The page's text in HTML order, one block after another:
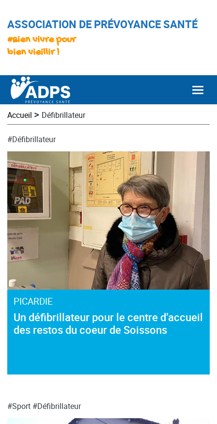
ASSOCIATION DE PRÉVOYANCE SANTÉ
#Bien vivre pour
bien vieillir !
Accueil > Défibrillateur
#Défibrillateur
PICARDIE
Un défibrillateur pour le centre d’accueil
des restos du coeur de Soissons
#Sport #Défibrillateur